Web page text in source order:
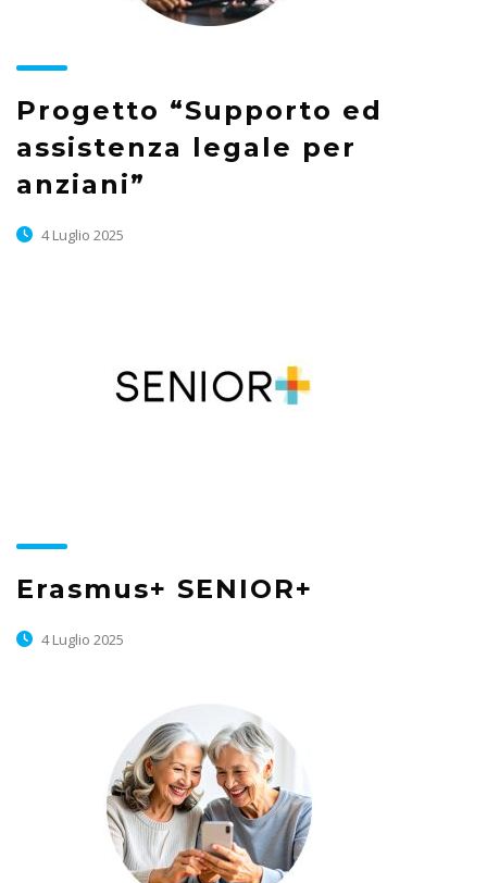
Progetto “Supporto ed
assistenza legale per
anziani”
4 Luglio 2025
Erasmus+ SENIOR+
4 Luglio 2025